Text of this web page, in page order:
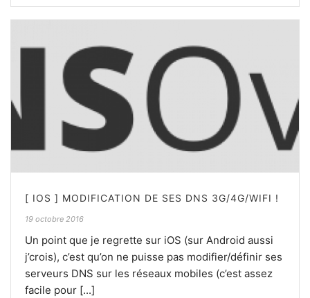
[ IOS ] MODIFICATION DE SES DNS 3G/4G/WIFI !
19 octobre 2016
Un point que je regrette sur iOS (sur Android aussi
j’crois), c’est qu’on ne puisse pas modifier/définir ses
serveurs DNS sur les réseaux mobiles (c’est assez
facile pour [...]